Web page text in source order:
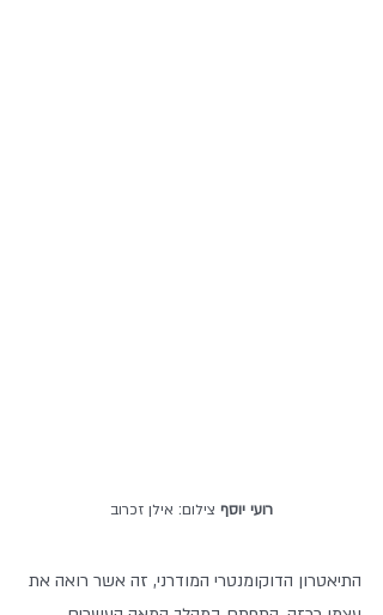
רועי יוסף צילום: אילן זכרוב
התיאטרון הדוקומנטרי המודרני, זה אשר רואה את